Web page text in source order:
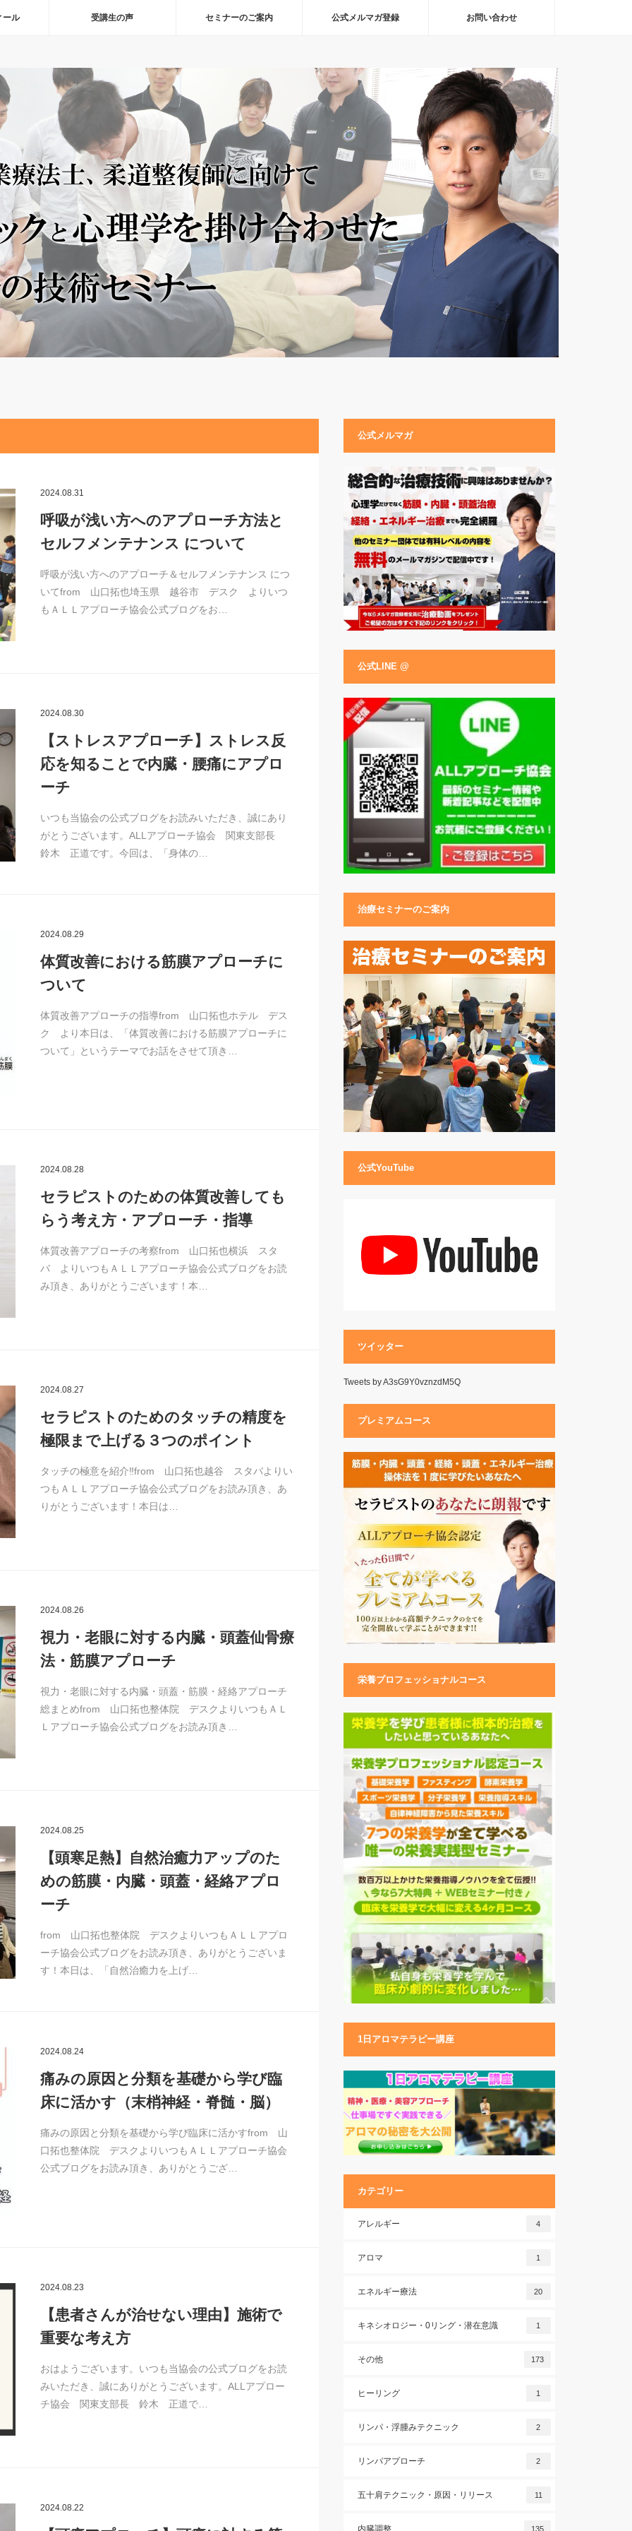
ール 受講生の声 セミナーのご案内 公式メルマガ登録 お問い合わせ
2024.08.31
呼吸が浅い方へのアプローチ方法と
セルフメンテナンス について
呼吸が浅い方へのアプローチ＆セルフメンテナンス につ
いてfrom 山口拓也埼玉県 越谷市 デスク よりいつ
もＡＬＬアプローチ協会公式ブログをお…
2024.08.30
【ストレスアプローチ】ストレス反
応を知ることで内臓・腰痛にアプロ
ーチ
いつも当協会の公式ブログをお読みいただき、誠にあり
がとうございます。ALLアプローチ協会 関東支部長
鈴木 正道です。今回は、「身体の…
2024.08.29
体質改善における筋膜アプローチに
ついて
体質改善アプローチの指導from 山口拓也ホテル デス
ク より本日は、「体質改善における筋膜アプローチに
ついて」というテーマでお話をさせて頂き…
2024.08.28
セラピストのための体質改善しても
らう考え方・アプローチ・指導
体質改善アプローチの考察from 山口拓也横浜 スタ
バ よりいつもＡＬＬアプローチ協会公式ブログをお読
み頂き、ありがとうございます！本…
2024.08.27
セラピストのためのタッチの精度を
極限まで上げる３つのポイント
タッチの極意を紹介‼︎from 山口拓也越谷 スタバよりい
つもＡＬＬアプローチ協会公式ブログをお読み頂き、あ
りがとうございます！本日は…
2024.08.26
視力・老眼に対する内臓・頭蓋仙骨療
法・筋膜アプローチ
視力・老眼に対する内臓・頭蓋・筋膜・経絡アプローチ
総まとめfrom 山口拓也整体院 デスクよりいつもＡＬ
Ｌアプローチ協会公式ブログをお読み頂き…
2024.08.25
【頭寒足熱】自然治癒力アップのた
めの筋膜・内臓・頭蓋・経絡アプロ
ーチ
from 山口拓也整体院 デスクよりいつもＡＬＬアプロ
ーチ協会公式ブログをお読み頂き、ありがとうございま
す！本日は、「自然治癒力を上げ…
2024.08.24
痛みの原因と分類を基礎から学び臨
床に活かす（末梢神経・脊髄・脳）
痛みの原因と分類を基礎から学び臨床に活かすfrom 山
口拓也整体院 デスクよりいつもＡＬＬアプローチ協会
公式ブログをお読み頂き、ありがとうござ…
2024.08.23
【患者さんが治せない理由】施術で
重要な考え方
おはようございます。いつも当協会の公式ブログをお読
みいただき、誠にありがとうございます。ALLアプロー
チ協会 関東支部長 鈴木 正道で…
2024.08.22
公式メルマガ
公式LINE @
治療セミナーのご案内
公式YouTube
ツイッター
Tweets by A3sG9Y0vznzdM5Q
プレミアムコース
栄養プロフェッショナルコース
1日アロマテラピー講座
カテゴリー
アレルギー 4
アロマ 1
エネルギー療法 20
キネシオロジー・0リング・潜在意識 1
その他 173
ヒーリング 1
リンパ・浮腫みテクニック 2
リンパアプローチ 2
五十肩テクニック・原因・リリース 11
135